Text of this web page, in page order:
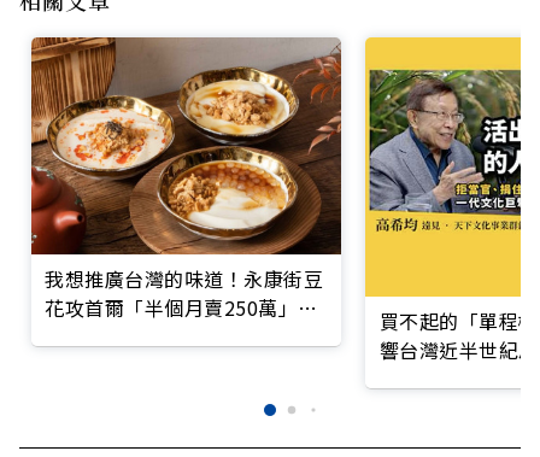
我想推廣台灣的味道！永康街豆
花攻首爾「半個月賣250萬」讓
買不起的「單程
響台灣近半世紀